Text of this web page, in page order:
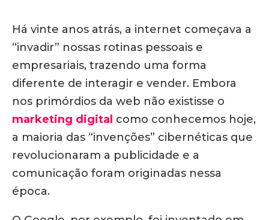
Há vinte anos atrás, a internet começava a
“invadir” nossas rotinas pessoais e
empresariais, trazendo uma forma
diferente de interagir e vender. Embora
nos primórdios da web não existisse o
marketing digital como conhecemos hoje,
a maioria das “invenções” cibernéticas que
revolucionaram a publicidade e a
comunicação foram originadas nessa
época.